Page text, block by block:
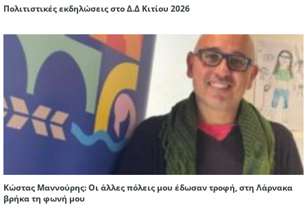
Πολιτιστικές εκδηλώσεις στο Δ.Δ Κιτίου 2026
Κώστας Μαννούρης: Οι άλλες πόλεις μου έδωσαν τροφή, στη Λάρνακα
βρήκα τη φωνή μου